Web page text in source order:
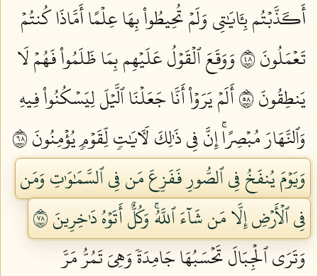
أَكَذَّبۡتُم بِـَٔايَٰتِي وَلَمۡ تُحِيطُواْ بِهَا عِلۡمًا أَمَّاذَا كُنتُمۡ
تَعۡمَلُونَ ٨٤
وَوَقَعَ ٱلۡقَوۡلُ عَلَيۡهِم بِمَا ظَلَمُواْ فَهُمۡ لَا
يَنطِقُونَ ٨٥
أَلَمۡ يَرَوۡاْ أَنَّا جَعَلۡنَا ٱلَّيۡلَ لِيَسۡكُنُواْ فِيهِ
وَٱلنَّهَارَ مُبۡصِرًاۚ إِنَّ فِي ذَٰلِكَ لَأٓيَٰتٖ لِّقَوۡمٖ يُؤۡمِنُونَ ٨٦
وَيَوۡمَ يُنفَخُ فِي ٱلصُّورِ فَفَزِعَ مَن فِي ٱلسَّمَٰوَٰتِ وَمَن
فِي ٱلۡأَرۡضِ إِلَّا مَن شَآءَ ٱللَّهُۚ وَكُلٌّ أَتَوۡهُ دَٰخِرِينَ ٨٧
وَتَرَى ٱلۡجِبَالَ تَحۡسَبُهَا جَامِدَةٗ وَهِيَ تَمُرُّ مَرَّ